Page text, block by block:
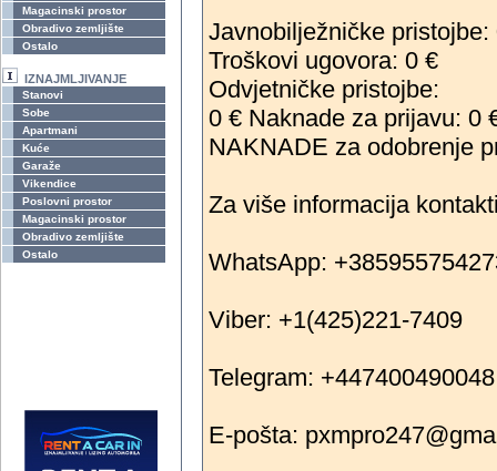
Magacinski prostor
Obradivo zemljište
Ostalo
IZNAJMLJIVANJE
Stanovi
Sobe
Apartmani
Kuće
Garaže
Vikendice
Poslovni prostor
Magacinski prostor
Obradivo zemljište
Ostalo
‎Javnobilježničke pristojbe:
‎Troškovi ugovora: 0 €
‎Odvjetničke pristojbe:
‎0 € Naknade za prijavu: 0
‎NAKNADE za odobrenje
‎Za više informacija
‎WhatsApp:
Viber: +1(425)221-7409
Telegram: +447400490048
‎E-pošta: